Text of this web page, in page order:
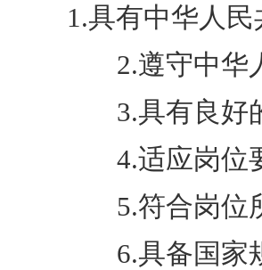
1.具有中华人
2.遵守中华
3.具有良好
4.适应岗位
5.符合岗位
6.具备国家